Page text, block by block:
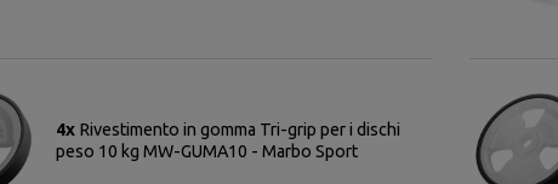
4x Rivestimento in gomma Tri-grip per i dischi
peso 10 kg MW-GUMA10 - Marbo Sport